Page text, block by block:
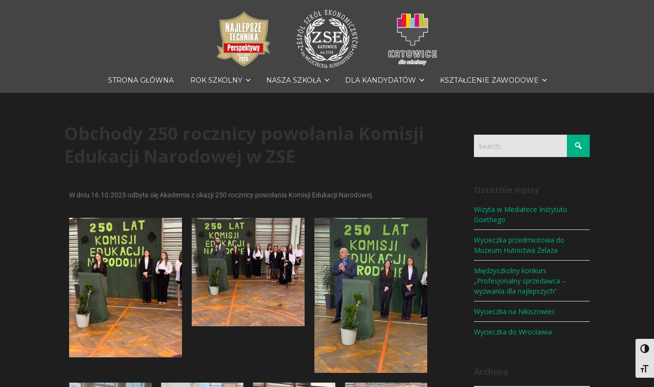
STRONA GŁÓWNA ROK SZKOLNY NASZA SZKOŁA DLA KANDYDATÓW KSZTAŁCENIE ZAWODOWE
W dniu 16.10.2023 odbyła się Akademia z okazji 250 rocznicy powołania Komisji Edukacji Narodowej.
Wizyta w Mediatece Instytutu
Goethego
Wycieczka przedmiotowa do
Muzeum Hutnictwa Żelaza
Międzyszkolny konkurs
„Profesjonalny sprzedawca –
wyzwania dla najlepszych”
Wycieczka na Nikiszowiec
Wycieczka do Wrocławia